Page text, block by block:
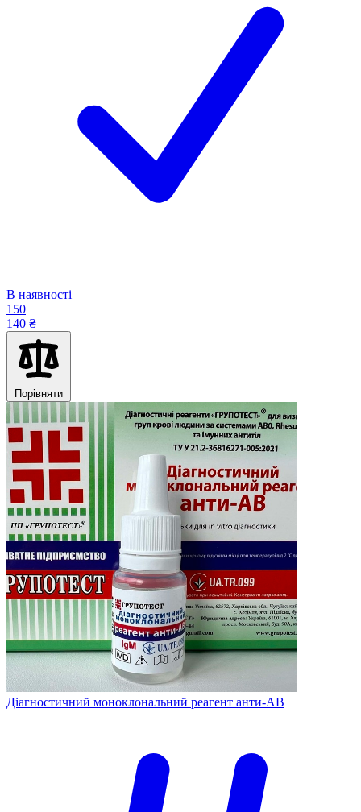
В наявності
150
140 ₴
Порівняти
Діагностичний моноклональний реагент анти-АВ